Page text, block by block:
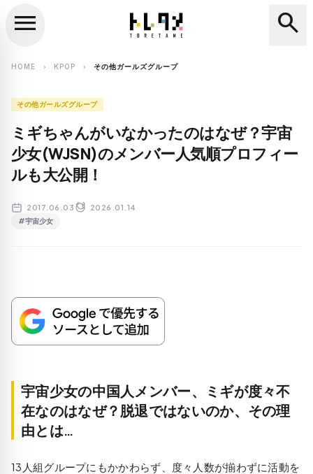
search
menu search
HOME chevron_right KPOP chevron_right その他ガールズグループ
その他ガールズグループ
ミギちゃんがいなかったのはなぜ？宇宙
少女(WJSN)のメンバー人気順プロフィー
ルも大公開！
2017.06.03 2026.01.14
#宇宙少女
宇宙少女の中国人メンバー、ミギが度々不
在なのはなぜ？脱退ではないのか、その理
由とは…
13人組グループにもかかわらず、度々人数が揃わずに活動を